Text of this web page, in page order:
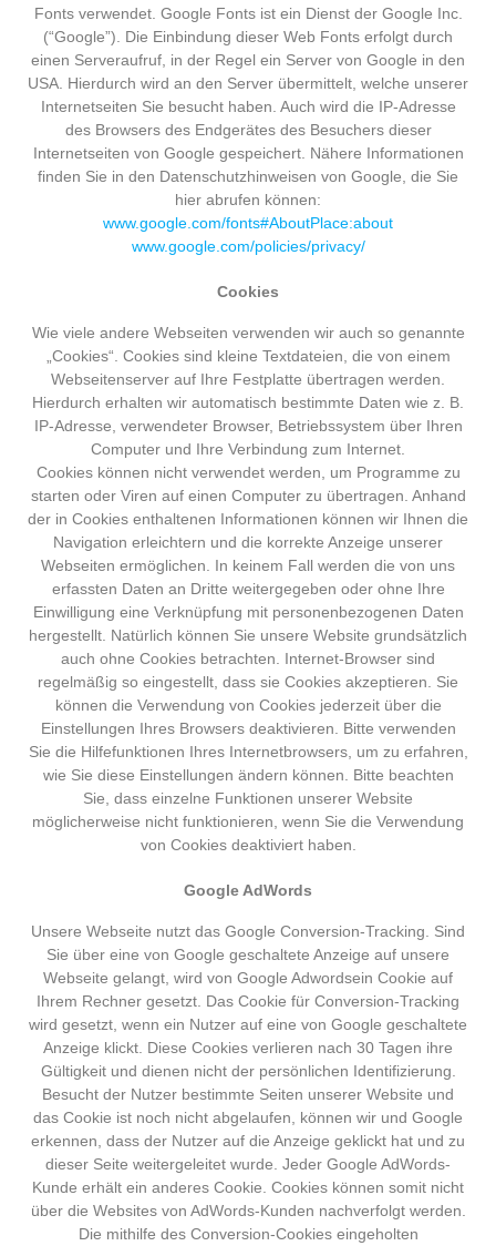
Fonts verwendet. Google Fonts ist ein Dienst der Google Inc.
(“Google”). Die Einbindung dieser Web Fonts erfolgt durch
einen Serveraufruf, in der Regel ein Server von Google in den
USA. Hierdurch wird an den Server übermittelt, welche unserer
Internetseiten Sie besucht haben. Auch wird die IP-Adresse
des Browsers des Endgerätes des Besuchers dieser
Internetseiten von Google gespeichert. Nähere Informationen
finden Sie in den Datenschutzhinweisen von Google, die Sie
hier abrufen können:
www.google.com/fonts#AboutPlace:about
www.google.com/policies/privacy/
Cookies
Wie viele andere Webseiten verwenden wir auch so genannte
„Cookies“. Cookies sind kleine Textdateien, die von einem
Webseitenserver auf Ihre Festplatte übertragen werden.
Hierdurch erhalten wir automatisch bestimmte Daten wie z. B.
IP-Adresse, verwendeter Browser, Betriebssystem über Ihren
Computer und Ihre Verbindung zum Internet.
Cookies können nicht verwendet werden, um Programme zu
starten oder Viren auf einen Computer zu übertragen. Anhand
der in Cookies enthaltenen Informationen können wir Ihnen die
Navigation erleichtern und die korrekte Anzeige unserer
Webseiten ermöglichen. In keinem Fall werden die von uns
erfassten Daten an Dritte weitergegeben oder ohne Ihre
Einwilligung eine Verknüpfung mit personenbezogenen Daten
hergestellt. Natürlich können Sie unsere Website grundsätzlich
auch ohne Cookies betrachten. Internet-Browser sind
regelmäßig so eingestellt, dass sie Cookies akzeptieren. Sie
können die Verwendung von Cookies jederzeit über die
Einstellungen Ihres Browsers deaktivieren. Bitte verwenden
Sie die Hilfefunktionen Ihres Internetbrowsers, um zu erfahren,
wie Sie diese Einstellungen ändern können. Bitte beachten
Sie, dass einzelne Funktionen unserer Website
möglicherweise nicht funktionieren, wenn Sie die Verwendung
von Cookies deaktiviert haben.
Google AdWords
Unsere Webseite nutzt das Google Conversion-Tracking. Sind
Sie über eine von Google geschaltete Anzeige auf unsere
Webseite gelangt, wird von Google Adwordsein Cookie auf
Ihrem Rechner gesetzt. Das Cookie für Conversion-Tracking
wird gesetzt, wenn ein Nutzer auf eine von Google geschaltete
Anzeige klickt. Diese Cookies verlieren nach 30 Tagen ihre
Gültigkeit und dienen nicht der persönlichen Identifizierung.
Besucht der Nutzer bestimmte Seiten unserer Website und
das Cookie ist noch nicht abgelaufen, können wir und Google
erkennen, dass der Nutzer auf die Anzeige geklickt hat und zu
dieser Seite weitergeleitet wurde. Jeder Google AdWords-
Kunde erhält ein anderes Cookie. Cookies können somit nicht
über die Websites von AdWords-Kunden nachverfolgt werden.
Die mithilfe des Conversion-Cookies eingeholten